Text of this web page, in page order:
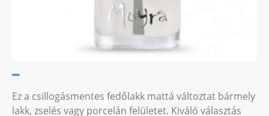
Ez a csillogásmentes fedőlakk mattá változtat bármely
lakk, zselés vagy porcelán felületet. Kiváló választás